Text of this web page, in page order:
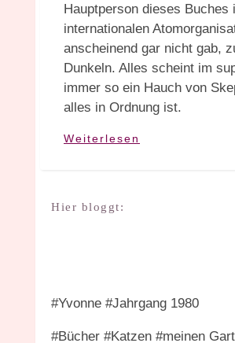
Hauptperson dieses
internationalen
anscheinend gar nicht gab,
Dunkeln. Alles scheint im
immer so ein Hauch von
alles in Ordnung ist.
Weiterlesen
Hier bloggt:
#Yvonne #Jahrgang 1980
#Bücher #Katzen #meinen